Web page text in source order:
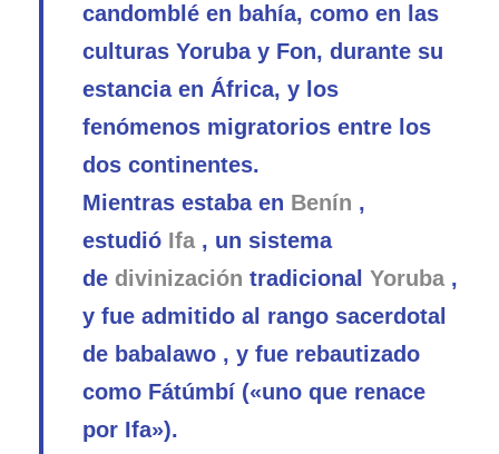
candomblé en bahía, como en las
culturas Yoruba y Fon, durante su
estancia en África, y los
fenómenos migratorios entre los
dos continentes.
Mientras estaba en Benín ,
estudió Ifa, un sistema
de divinización tradicional Yoruba,
y fue admitido al rango sacerdotal
de babalawo , y fue rebautizado
como Fátúmbí («uno que renace
por Ifa»).